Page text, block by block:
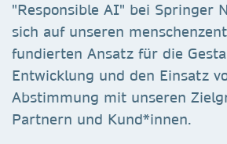
"Responsible AI" bei Springer
sich auf unseren
fundierten Ansatz für die
Entwicklung und den Einsatz
Abstimmung mit unseren
Partnern und Kund*innen.